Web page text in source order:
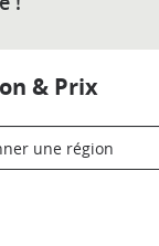
& Prix